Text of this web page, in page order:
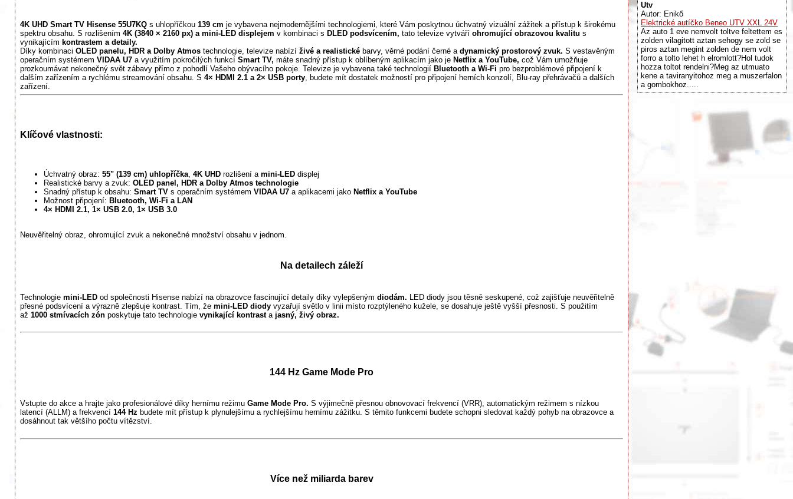
4K UHD Smart TV Hisense 55U7KQ s uhlopříčkou 139 cm je vybavena nejmodernějšími technologiemi, které Vám poskytnou úchvatný vizuální zážitek a přístup k širokému
spektru obsahu. S rozlišením 4K (3840 × 2160 px) a mini-LED displejem v kombinaci s DLED podsvícením, tato televize vytváří ohromující obrazovou kvalitu s
vynikajícím kontrastem a detaily.
Díky kombinaci OLED panelu, HDR a Dolby Atmos technologie, televize nabízí živé a realistické barvy, věrné podání černé a dynamický prostorový zvuk. S vestavěným
operačním systémem VIDAA U7 a využitím pokročilých funkcí Smart TV, máte snadný přístup k oblíbeným aplikacím jako je Netflix a YouTube, což Vám umožňuje
prozkoumávat nekonečný svět zábavy přímo z pohodlí Vašeho obývacího pokoje. Televize je vybavena také technologií Bluetooth a Wi-Fi pro bezproblémové připojení k
dalším zařízením a rychlému streamování obsahu. S 4× HDMI 2.1 a 2× USB porty , budete mít dostatek možností pro připojení herních konzolí, Blu-ray přehrávačů a dalších
zařízení.
Klíčové vlastnosti:
Úchvatný obraz: 55" (139 cm) uhlopříčka 4K UHD rozlišení a mini-LED displej
Realistické barvy a zvuk: OLED panel, HDR a Dolby Atmos technologie
Snadný přístup k obsahu: Smart TV s operačním systémem VIDAA U7 a aplikacemi jako Netflix a YouTube
Možnost připojení: Bluetooth, Wi-Fi a LAN
4× HDMI 2.1, 1× USB 2.0, 1× USB 3.0
Neuvěřitelný obraz, ohromující zvuk a nekonečné množství obsahu v jednom.
Na detailech záleží
Technologie mini-LED od společnosti Hisense nabízí na obrazovce fascinující detaily díky vylepšeným diodám. LED diody jsou těsně seskupené, což zajišťuje neuvěřitelně
přesné podsvícení a výrazně zlepšuje kontrast. Tím, že mini-LED diody vyzařují světlo v linii místo rozptýleného kužele, se dosahuje ještě vyšší přesnosti. S použitím
až 1000 stmívacích zón poskytuje tato technologie vynikající kontrasta jasný, živý obraz.
144 Hz Game Mode Pro
Vstupte do akce a hrajte jako profesionálové díky hernímu režimu Game Mode Pro. S výjimečně přesnou obnovovací frekvencí (VRR), automatickým režimem s nízkou
latencí (ALLM) a frekvencí 144 Hz budete mít přístup k plynulejšímu a rychlejšímu hernímu zážitku. S těmito funkcemi budete schopni sledovat každý pohyb na obrazovce a
dosáhnout tak většího počtu vítězství.
Více než miliarda barev
Utv
Autor: Enikő
Elektrické autíčko Beneo UTV XXL 24V
Az auto 1 eve nemvolt toltve feltettem es
zolden vilagitott aztan sehogy se zold se
piros aztan megint zolden de nem volt
forro a tolto lehet h elromlott?Hol tudok
hozza toltot rendelni?Meg az utmuato
kene a taviranyitohoz meg a muszerfalon
a gombokhoz.....